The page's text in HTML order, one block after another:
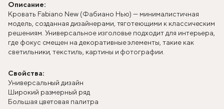
Описание:
Кровать Fabiano New (Фабиано Нью) — минималистичная
модель, созданная дизайнерами, тяготеющими к классическим
решениям. Универсальное изголовье подходит для интерьера,
где фокус смещен на декоративные элементы, такие как
светильники, текстиль, картины и фотографии.
Свойства:
Универсальный дизайн
Широкий размерный ряд
Большая цветовая палитра